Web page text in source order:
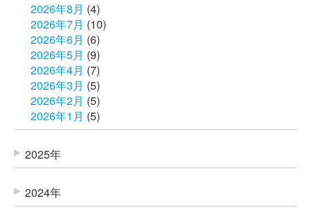
2026年8月 (4)
2026年7月 (10)
2026年6月 (6)
2026年5月 (9)
2026年4月 (7)
2026年3月 (5)
2026年2月 (5)
2026年1月 (5)
2025年
2024年